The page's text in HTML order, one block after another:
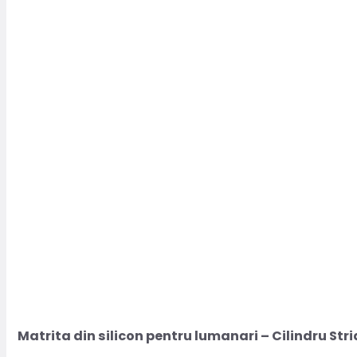
Matrita din silicon pentru lumanari – Cilindru